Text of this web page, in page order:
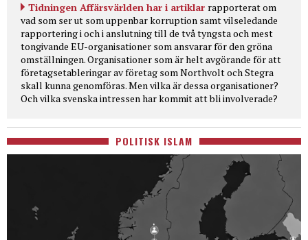
Tidningen Affärsvärlden har i artiklar rapporterat om
vad som ser ut som uppenbar korruption samt vilseledande
rapportering i och i anslutning till de två tyngsta och mest
tongivande EU-organisationer som ansvarar för den gröna
omställningen. Organisationer som är helt avgörande för att
företagsetableringar av företag som Northvolt och Stegra
skall kunna genomföras. Men vilka är dessa organisationer?
Och vilka svenska intressen har kommit att bli involverade?
POLITISK ISLAM